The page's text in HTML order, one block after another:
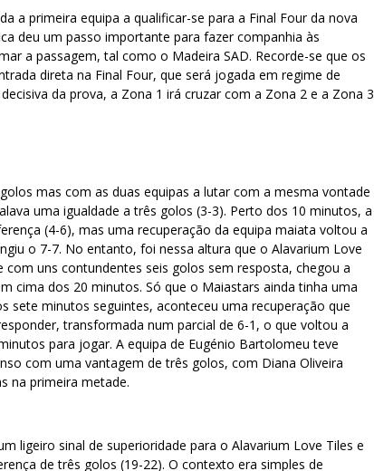
a primeira equipa a qualificar-se para a Final Four da nova
deu um passo importante para fazer companhia às
a passagem, tal como o Madeira SAD. Recorde-se que os
direta na Final Four, que será jogada em regime de
da prova, a Zona 1 irá cruzar com a Zona 2 e a Zona 3
mas com as duas equipas a lutar com a mesma vontade
uma igualdade a três golos (3-3). Perto dos 10 minutos, a
(4-6), mas uma recuperação da equipa maiata voltou a
o 7-7. No entanto, foi nessa altura que o Alavarium Love
uns contundentes seis golos sem resposta, chegou a
cima dos 20 minutos. Só que o Maiastars ainda tinha uma
sete minutos seguintes, aconteceu uma recuperação que
transformada num parcial de 6-1, o que voltou a
para jogar. A equipa de Eugénio Bartolomeu teve
com uma vantagem de três golos, com Diana Oliveira
na primeira metade.
ligeiro sinal de superioridade para o Alavarium Love Tiles e
de três golos (19-22). O contexto era simples de